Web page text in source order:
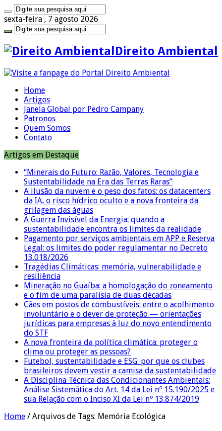
sexta-feira , 7 agosto 2026
Direito Ambiental
Home
Artigos
Janela Global por Pedro Campany
Patronos
Quem Somos
Contato
Artigos em Destaque
“Minerais do Futuro: Razão, Valores, Tecnologia e
Sustentabilidade na Era das Terras Raras”
A ilusão da nuvem e o peso dos fatos: os datacenters
da IA, o risco hídrico oculto e a nova fronteira da
grilagem das águas
A Guerra Invisível da Energia: quando a
sustentabilidade encontra os limites da realidade
Pagamento por serviços ambientais em APP e Reserva
Legal: os limites do poder regulamentar no Decreto
13.018/2026
Tragédias Climáticas: memória, vulnerabilidade e
resiliência
Mineração no Guaíba: a homologação do zoneamento
e o fim de uma paralisia de duas décadas
Cães em postos de combustíveis: entre o acolhimento
involuntário e o dever de proteção — orientações
jurídicas para empresas à luz do novo entendimento
do STF
A nova fronteira da política climática: proteger o
clima ou proteger as pessoas?
Futebol, sustentabilidade e ESG: por que os clubes
brasileiros devem vestir a camisa da sustentabilidade
A Disciplina Técnica das Condicionantes Ambientais:
Análise Sistemática do Art. 14 da Lei nº 15.190/2025 e
sua Relação com o Inciso XI da Lei nº 13.874/2019
Home / Arquivos de Tags: Memória Ecológica